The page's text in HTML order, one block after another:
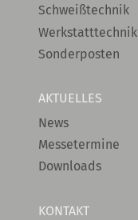
Schweißtechnik
Werkstatttechnik
Sonderposten
AKTUELLES
News
Messetermine
Downloads
KONTAKT